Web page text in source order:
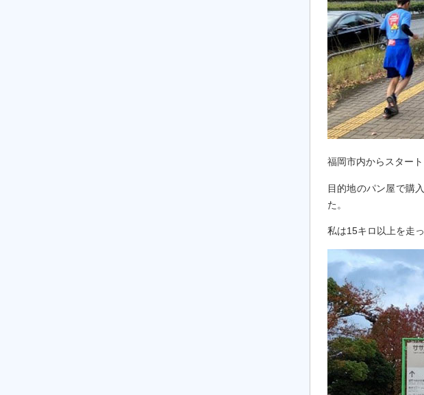
福岡市内からスター
目的地のパン屋で購
た。
私は15キロ以上を走